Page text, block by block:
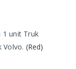
1 unit Truk
Volvo. (Red)